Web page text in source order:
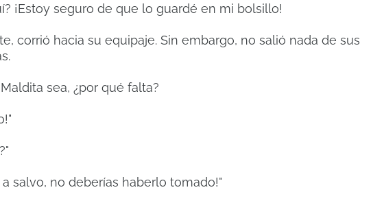
¡Estoy seguro de que lo guardé en mi bolsillo!
corrió hacia su equipaje. Sin embargo, no salió nada de sus
sea, ¿por qué falta?
salvo, no deberías haberlo tomado!"